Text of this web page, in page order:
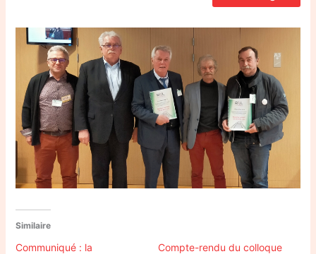
Similaire
Communiqué : la
Compte-rendu du colloque